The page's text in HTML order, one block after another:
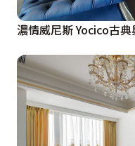
濃情威尼斯 Yocico古